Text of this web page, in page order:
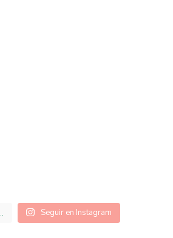
Seguir en Instagram